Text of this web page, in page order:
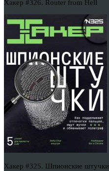
Хакер #326. Router from Hell
Хакер #325. Шпионские штучки